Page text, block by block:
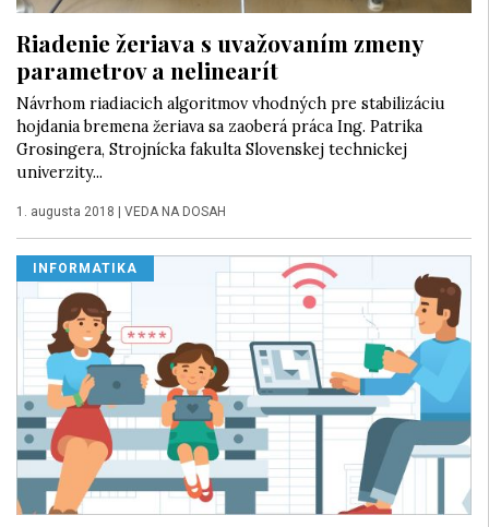
Riadenie žeriava s uvažovaním zmeny
parametrov a nelinearít
Návrhom riadiacich algoritmov vhodných pre stabilizáciu
hojdania bremena žeriava sa zaoberá práca Ing. Patrika
Grosingera, Strojnícka fakulta Slovenskej technickej
univerzity...
1. augusta 2018 | VEDA NA DOSAH
INFORMATIKA